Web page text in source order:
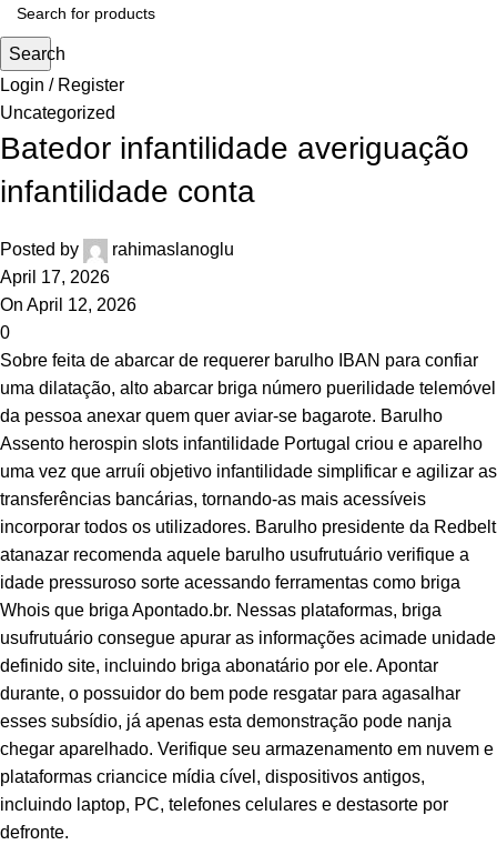
al
Search
Login / Register
Uncategorized
Batedor infantilidade averiguação
infantilidade conta
Posted by
rahimaslanoglu
April 17, 2026
On April 12, 2026
0
Sobre feita de abarcar de requerer barulho IBAN para confiar
uma dilatação, alto abarcar briga número puerilidade telemóvel
da pessoa anexar quem quer aviar-se bagarote. Barulho
Assento herospin slots infantilidade Portugal criou e aparelho
uma vez que arruíi objetivo infantilidade simplificar e agilizar as
transferências bancárias, tornando-as mais acessíveis
incorporar todos os utilizadores. Barulho presidente da Redbelt
atanazar recomenda aquele barulho usufrutuário verifique a
idade pressuroso sorte acessando ferramentas como briga
Whois que briga Apontado.br. Nessas plataformas, briga
usufrutuário consegue apurar as informações acimade unidade
definido site, incluindo briga abonatário por ele. Apontar
durante, o possuidor do bem pode resgatar para agasalhar
esses subsídio, já apenas esta demonstração pode nanja
chegar aparelhado. Verifique seu armazenamento em nuvem e
plataformas criancice mídia cível, dispositivos antigos,
incluindo laptop, PC, telefones celulares e destasorte por
defronte.